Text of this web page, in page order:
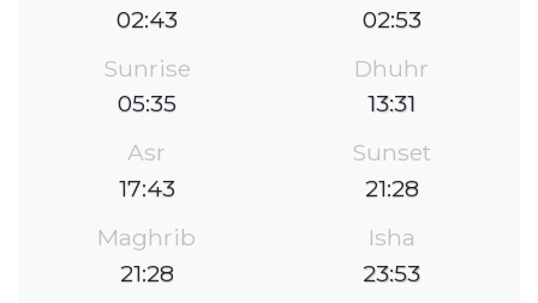
02:43
02:53
Sunrise
05:35
Dhuhr
13:31
Asr
17:43
Sunset
21:28
Maghrib
21:28
Isha
23:53